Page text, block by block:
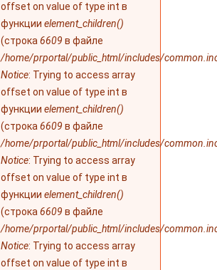
offset on value of type int в
функции element_children()
(строка 6609 в файле
/home/prportal/public_html/includes/
Notice: Trying to access array
offset on value of type int в
функции element_children()
(строка 6609 в файле
/home/prportal/public_html/includes/
Notice: Trying to access array
offset on value of type int в
функции element_children()
(строка 6609 в файле
/home/prportal/public_html/includes/
Notice: Trying to access array
offset on value of type int в